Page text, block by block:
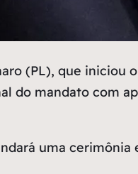
(PL), que
do mandato com
uma